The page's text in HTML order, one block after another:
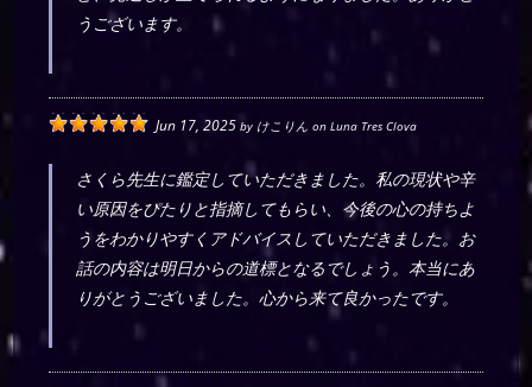
うございます。
Jun 17, 2025 by けこりん onLuna Tres Clova
さくら先生に鑑定していただきました。私の現状や辛
い原因をぴたりと指摘してもらい、今後の心の持ちよ
うをわかりやすくアドバイスしていただきました。お
話の内容は明日からの道標となるでしょう。本当にあ
りがとうございました。心から来て良かったです。